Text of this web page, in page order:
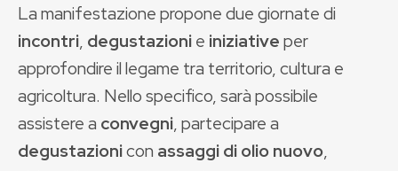
La manifestazione propone due giornate di
incontri, degustazionie iniziativeper
approfondire il legame tra territorio, cultura e
agricoltura. Nello specifico, sarà possibile
assistere a convegni, partecipare a
degustazionicon assaggi di olio nuovo,